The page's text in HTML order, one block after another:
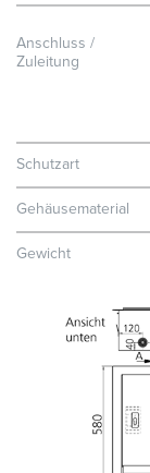
Anschluss /
Zuleitung
Schutzart
Gehäusematerial
Gewicht